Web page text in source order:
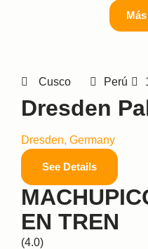
Perú
Dresden
Dresden, Germany
See Details
EN TREN
(4.0)
Cusco